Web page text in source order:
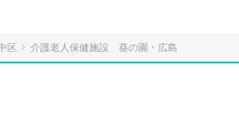
区 介護老人保健施設 葵の園・広島